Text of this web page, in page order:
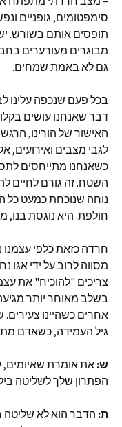
סימפטומים, גופניים
תופסים אותם בשורש.
מבוגרים מעורערים
גם לא באמת שמחים.
בכל פעם שנכפה עלינו
דבר שאנחנו עושים
האישור של הורינו,
לגבי מצבים ואירועים,
כשאנחנו מתייחסים
השטח. זה גורם לחיים
נוחה שנוכחת כמעט כל
חולפת. היא נוגסת בנו,
חרדה כזאת כלפי עצמנו
מסווה לרוב על ידי אגו
צריכים "להוכיח" את
בשלב מאוחר יותר
אחרים כשהיינו
גיל העמידה, כשאדם
ש: את אומרת שאיומים,
הפתרון שלך לשליטה
ת: הדבר הוא לא שליטה